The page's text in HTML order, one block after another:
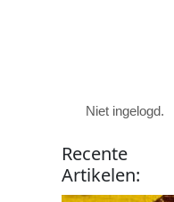
Niet ingelogd.
Recente
Artikelen: